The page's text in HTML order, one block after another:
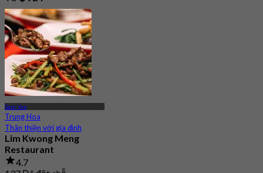
Sam Yan
Trung Hoa
Thân thiện với gia đình
Lim Kwong Meng
Restaurant
4.7